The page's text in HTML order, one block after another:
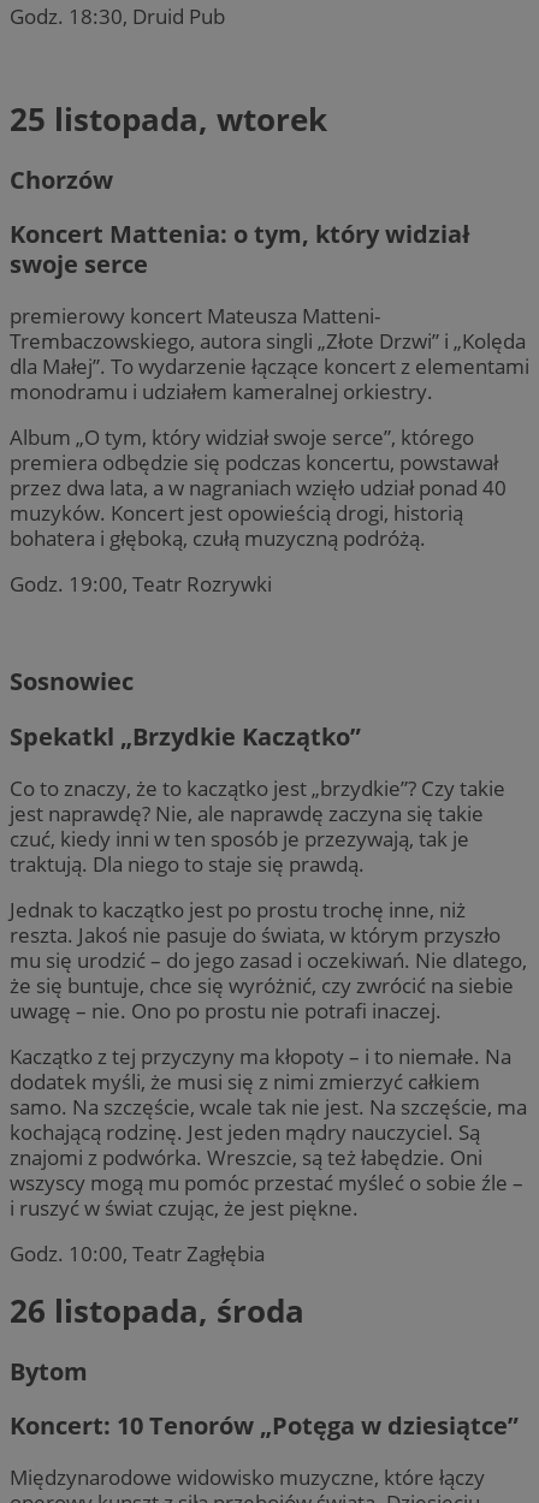
Godz. 18:30, Druid Pub
25 listopada, wtorek
Chorzów
Koncert Mattenia: o tym, który widział
swoje serce
premierowy koncert Mateusza Matteni-
Trembaczowskiego, autora singli „Złote Drzwi” i „Kolęda
dla Małej”. To wydarzenie łączące koncert z elementami
monodramu i udziałem kameralnej orkiestry.
Album „O tym, który widział swoje serce”, którego
premiera odbędzie się podczas koncertu, powstawał
przez dwa lata, a w nagraniach wzięło udział ponad 40
muzyków. Koncert jest opowieścią drogi, historią
bohatera i głęboką, czułą muzyczną podróżą.
Godz. 19:00, Teatr Rozrywki
Sosnowiec
Spekatkl „Brzydkie Kaczątko”
Co to znaczy, że to kaczątko jest „brzydkie”? Czy takie
jest naprawdę? Nie, ale naprawdę zaczyna się takie
czuć, kiedy inni w ten sposób je przezywają, tak je
traktują. Dla niego to staje się prawdą.
Jednak to kaczątko jest po prostu trochę inne, niż
reszta. Jakoś nie pasuje do świata, w którym przyszło
mu się urodzić – do jego zasad i oczekiwań. Nie dlatego,
że się buntuje, chce się wyróżnić, czy zwrócić na siebie
uwagę – nie. Ono po prostu nie potrafi inaczej.
Kaczątko z tej przyczyny ma kłopoty – i to niemałe. Na
dodatek myśli, że musi się z nimi zmierzyć całkiem
samo. Na szczęście, wcale tak nie jest. Na szczęście, ma
kochającą rodzinę. Jest jeden mądry nauczyciel. Są
znajomi z podwórka. Wreszcie, są też łabędzie. Oni
wszyscy mogą mu pomóc przestać myśleć o sobie źle –
i ruszyć w świat czując, że jest piękne.
Godz. 10:00, Teatr Zagłębia
26 listopada, środa
Bytom
Koncert: 10 Tenorów „Potęga w dziesiątce”
Międzynarodowe widowisko muzyczne, które łączy